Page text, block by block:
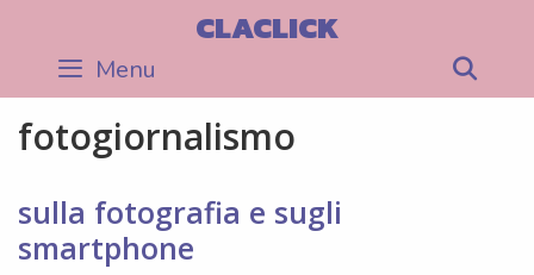
content
CLACLICK
Menu
fotogiornalismo
sulla fotografia e sugli
smartphone